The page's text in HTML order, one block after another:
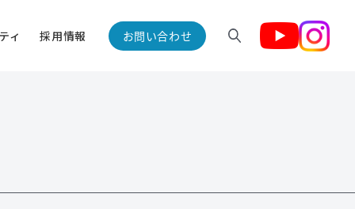
ィ 採用情報 お問い合わせ